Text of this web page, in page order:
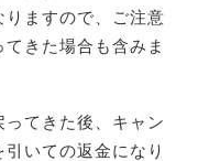
りますので、ご注意
きた場合も含みま
てきた後、キャン
いての返金になり